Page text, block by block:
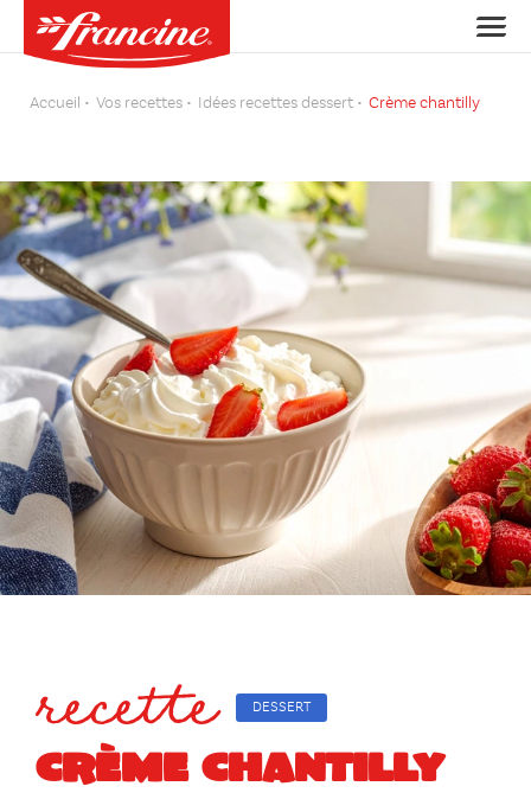
Accueil Vos recettes Idées recettes dessert Crème chantilly
recette DESSERT
CRÈME CHANTILLY